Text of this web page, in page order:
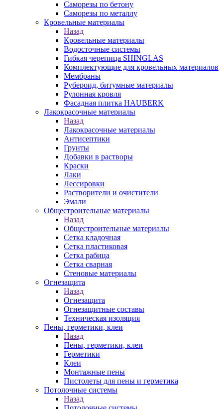
Саморезы по бетону
Саморезы по металлу
Кровельные материалы
Назад
Кровельные материалы
Водосточные системы
Гибкая черепица SHINGLAS
Комплектующие для кровельных материалов
Мембраны
Рубероид, битумные материалы
Рулонная кровля
Фасадная плитка HAUBERK
Лакокрасочные материалы
Назад
Лакокрасочные материалы
Антисептики
Грунты
Добавки в растворы
Краски
Лаки
Лессировки
Растворители и очистители
Эмали
Общестроительные материалы
Назад
Общестроительные материалы
Сетка кладочная
Сетка пластиковая
Сетка рабица
Сетка сварная
Стеновые материалы
Огнезащита
Назад
Огнезащита
Огнезащитные составы
Техническая изоляция
Пены, герметики, клеи
Назад
Пены, герметики, клеи
Герметики
Клеи
Монтажные пены
Пистолеты для пены и герметика
Потолочные системы
Назад